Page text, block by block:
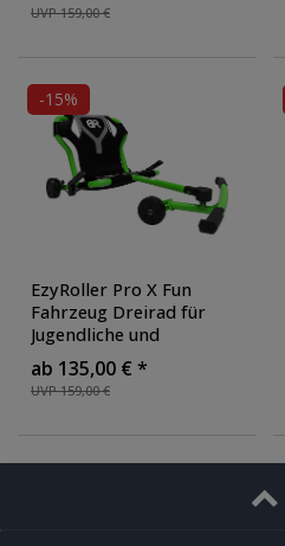
UVP 159,00 €
-15%
EzyRoller Pro X Fun
Fahrzeug Dreirad für
Jugendliche und
Erwachsene Trike ab 10
Jahre
UVP 159,00 €
ab 135,00 € *